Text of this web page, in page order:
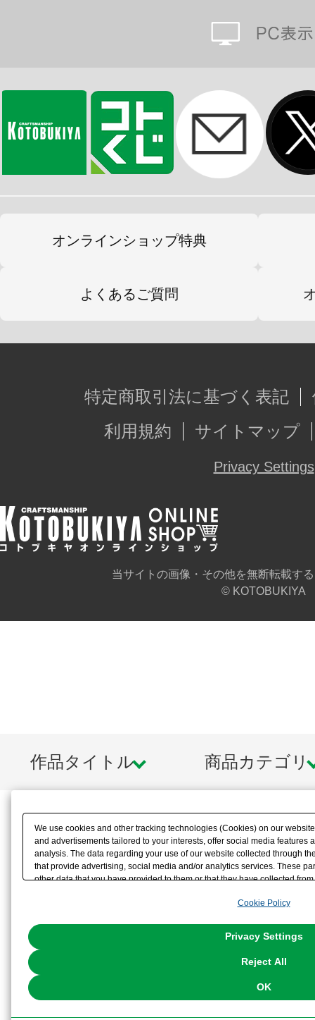
お好みの駅名を記入することもでき
こちらは実際にがま口として使用す
となっております！
是非皆様の旅のお供にどうぞ！
※画像は試作品です。実際の商品と
オンラインショップ特典
よくあるご質問
特定商取引法に基づく表記
利用規約
サイトマップ
Privacy Settings
当サイトの画像・その他を無断転載す
© KOTOBUKIYA
作品タイトル 商品カテゴリ
We use cookies and other tracking technologies (Cookies) on our
and advertisements tailored to your interests, offer social media features
analysis. The data regarding your use of our website collected through
that provide advertising, social media and/or analytics services. These
other data that you have provided to them or that they have collected
the use of all Cookies except for Strictly Necessary Cookies, please
You can change your consent or rejection settings at any time via
Cookie Policy
Privacy Settings
Reject All
OK